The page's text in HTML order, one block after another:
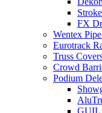
FX
Wentex
Eurotrack
Truss
Crowd
Podium
GUIL